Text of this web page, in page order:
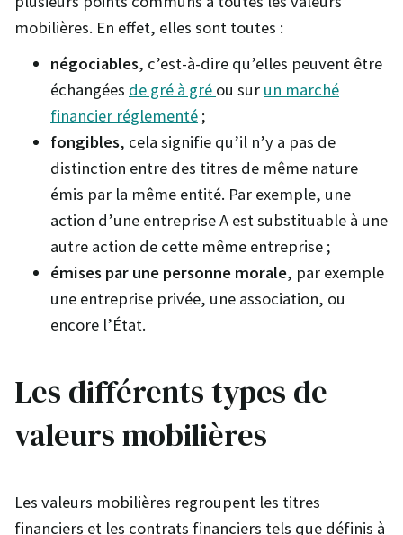
mobilières. En effet, elles sont toutes :
négociables, c’est-à-dire qu’elles peuvent être
échangées de gré à gré ou sur un marché
financier réglementé ;
fongibles, cela signifie qu’il n’y a pas de
distinction entre des titres de même nature
émis par la même entité. Par exemple, une
action d’une entreprise A est substituable à une
autre action de cette même entreprise ;
émises par une personne morale, par exemple
une entreprise privée, une association, ou
encore l’État.
Les différents types de
valeurs mobilières
Les valeurs mobilières regroupent les titres
financiers et les contrats financiers tels que définis à